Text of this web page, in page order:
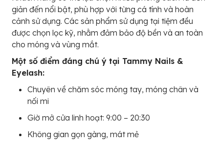
giản đến nổi bật, phù hợp với từng cá tính và hoàn
cảnh sử dụng. Các sản phẩm sử dụng tại tiệm đều
được chọn lọc kỹ, nhằm đảm bảo độ bền và an toàn
cho móng và vùng mắt.
Một số điểm đáng chú ý tại Tammy Nails &
Eyelash:
Chuyên về chăm sóc móng tay, móng chân và
nối mi
Giờ mở cửa linh hoạt: 9:00 – 20:30
Không gian gọn gàng, mát mẻ